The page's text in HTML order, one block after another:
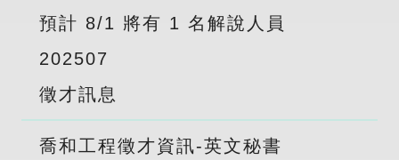
預計 8/1 將有 1 名解說人員
202507
徵才訊息
喬和工程徵才資訊-英文秘書